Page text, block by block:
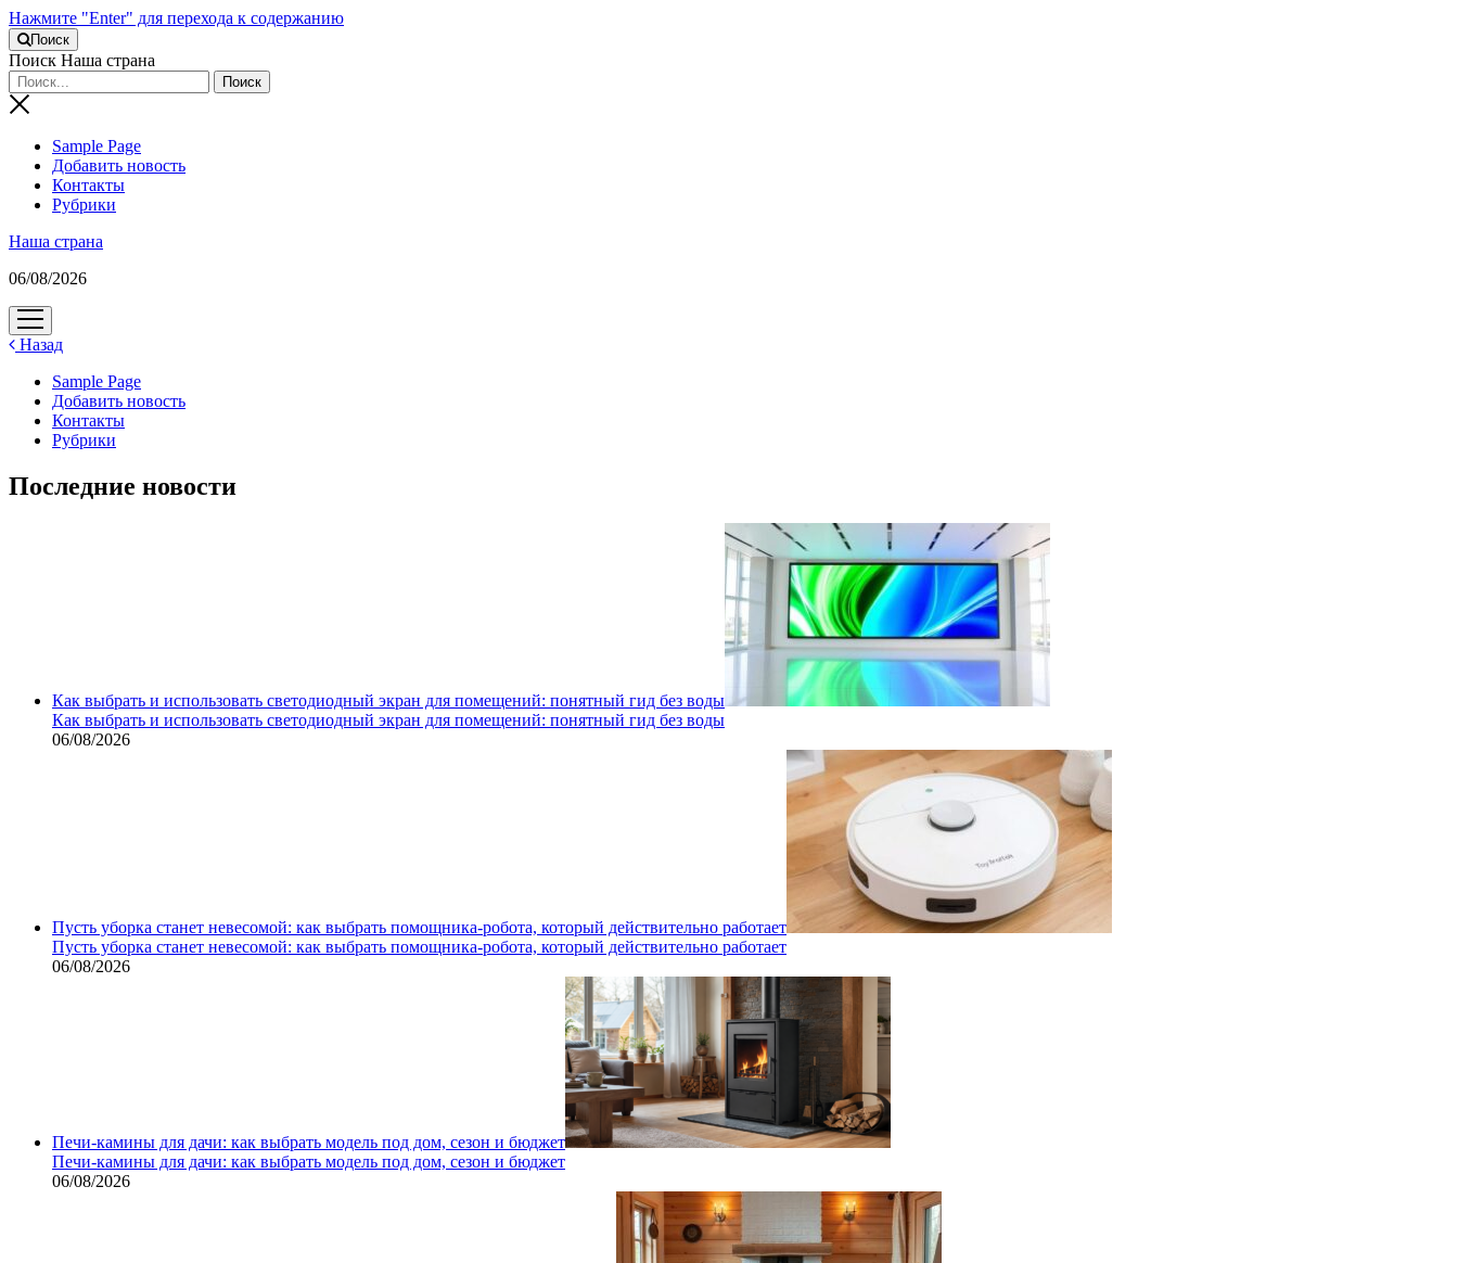
Нажмите "Enter" для перехода к содержанию
Поиск
Поиск Наша страна
Sample Page
Добавить новость
Контакты
Рубрики
Наша страна
06/08/2026
открыть
меню
Назад
Sample Page
Добавить новость
Контакты
Рубрики
Последние новости
Как выбрать и использовать светодиодный экран для помещений: понятный гид без воды
Как выбрать и использовать светодиодный экран для помещений: понятный гид без воды
06/08/2026
Пусть уборка станет невесомой: как выбрать помощника‑робота, который действительно работает
Пусть уборка станет невесомой: как выбрать помощника‑робота, который действительно работает
06/08/2026
Печи-камины для дачи: как выбрать модель под дом, сезон и бюджет
Печи-камины для дачи: как выбрать модель под дом, сезон и бюджет
06/08/2026